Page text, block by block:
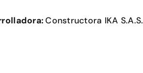
Constructora IKA S.A.S.